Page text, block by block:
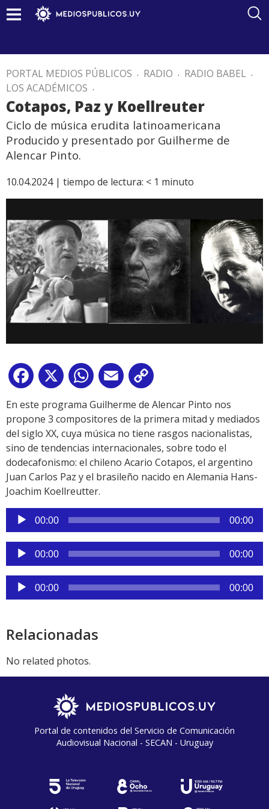
PORTAL MEDIOS PÚBLICOS . RADIO . RADIO BABEL .
LOS ACADÉMICOS .
Cotapos, Paz y Koellreuter
Ciclo de música erudita latinoamericana
Producido y presentado por Guilherme de
Alencar Pinto.
10.04.2024 | tiempo de lectura: < 1 minuto
Facebook
X WhatsApp
Email
Link
En este programa Guilherme de Alencar Pinto nos
propone 3 compositores de la primera mitad y mediados
del siglo XX, cuya música no tiene rasgos nacionalistas,
sino de tendencias internacionales, sobre todo el
dodecafonismo: el chileno Acario Cotapos, el argentino
Juan Carlos Paz y el brasileño nacido en Alemania Hans-
Joachim Koellreutter.
Reproductor
de
audio
00:00 00:00
Reproductor
de
audio
00:00 00:00
Reproductor
de
00:00 00:00
Relacionadas
No related photos.
Portal de contenidos del Servicio de Comunicación
Audiovisual Nacional - SECAN - Uruguay